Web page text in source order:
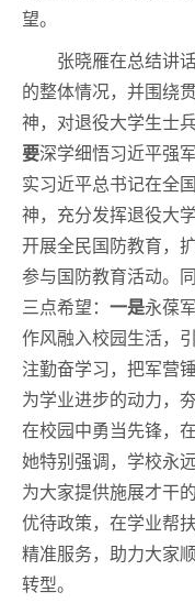
望。
张晓雁在总结讲
的整体情况，并围绕
神，对退役大学生士
要深学细悟习近平强
实习近平总书记在全
神，充分发挥退役大
开展全民国防教育，
参与国防教育活动。
三点希望： 一是永葆
作风融入校园生活，
注勤奋学习，把军营
为学业进步的动力，
在校园中勇当先锋，
她特别强调，学校永
为大家提供施展才干
优待政策，在学业帮
精准服务，助力大家
转型。